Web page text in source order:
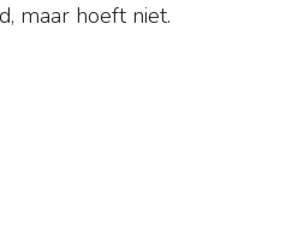
maar hoeft niet.